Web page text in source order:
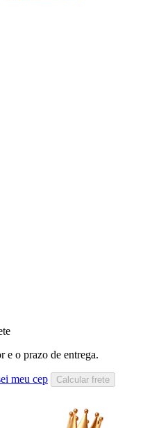
e o prazo de entrega.
meu cep Calcular frete